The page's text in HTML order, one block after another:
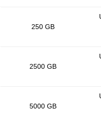
250 GB
2500 GB
5000 GB